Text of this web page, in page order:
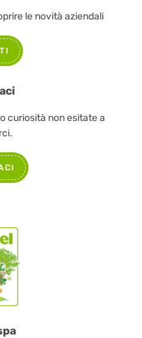
le novità aziendali
curiosità non esitate a